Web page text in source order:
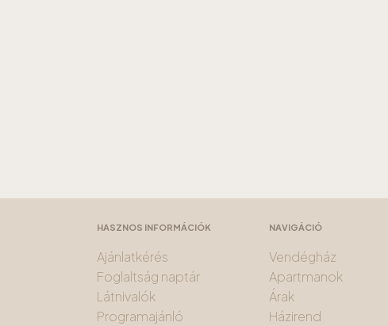
HASZNOS INFORMÁCIÓK
Ajánlatkérés
Foglaltság naptár
Látnivalók
Programajánló
NAVIGÁCIÓ
Vendégház
Apartmanok
Árak
Házirend